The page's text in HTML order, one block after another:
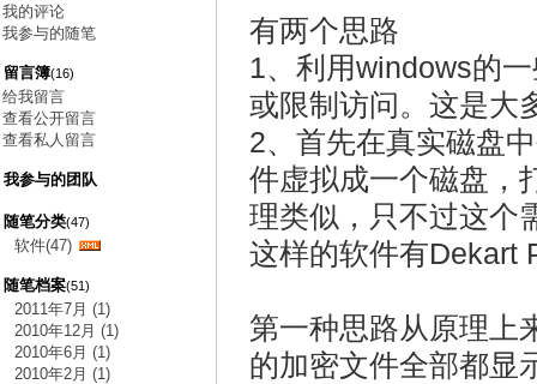
我的评论
我参与的随笔
留言簿(16)
给我留言
查看公开留言
查看私人留言
我参与的团队
随笔分类(47)
软件(47)
随笔档案(51)
2011年7月 (1)
2010年12月 (1)
2010年6月 (1)
2010年2月 (1)
有两个思路
1、利用windows的
或限制访问。这是大
2、首先在真实磁盘
件虚拟成一个磁盘，
理类似，只不过这个
这样的软件有Dekart
第一种思路从原理上
的加密文件全部都显